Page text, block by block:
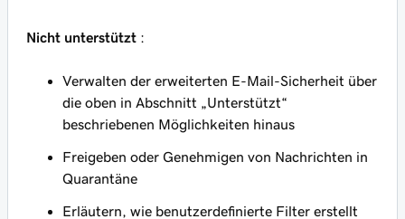
Nicht unterstützt :
Verwalten der erweiterten E-Mail-Sicherheit über
die oben in Abschnitt „Unterstützt“
beschriebenen Möglichkeiten hinaus
Freigeben oder Genehmigen von Nachrichten in
Quarantäne
Erläutern, wie benutzerdefinierte Filter erstellt